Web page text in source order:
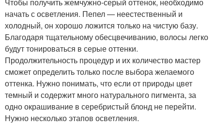
начать с осветления. Пепел — неестественный и
холодный, он хорошо ложится только на чистую базу.
Благодаря тщательному обесцвечиванию, волосы легко
будут тонироваться в серые оттенки.
Продолжительность процедур и их количество мастер
сможет определить только после выбора желаемого
оттенка. Нужно понимать, что если от природы цвет
темный и содержит много натурального пигмента, за
одно окрашивание в серебристый блонд не перейти.
Нужно несколько этапов осветления.